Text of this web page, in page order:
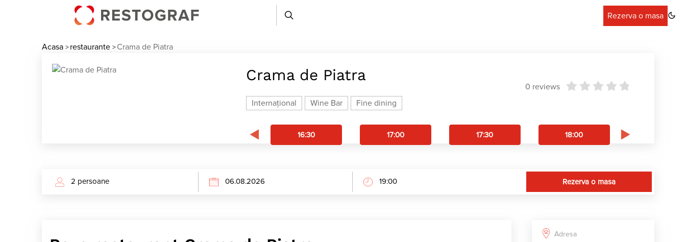
Rezerva o masa
Acasa > restaurante > Crama de Piatra
Crama de Piatra
Internațional Wine Bar Fine dining
0 reviews
16:30 17:00 17:30 18:00
Rezerva o masa
Adresa